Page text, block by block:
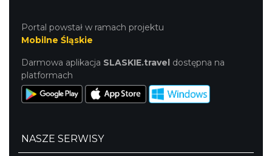
Portal powstał w ramach projektu
Mobilne Śląskie
Darmowa aplikacja SLASKIE.travel dostępna na
platformach
NASZE SERWISY